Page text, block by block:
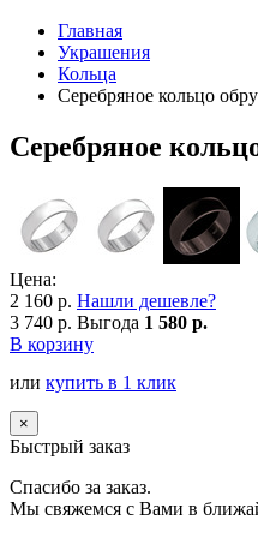
Главная
Украшения
Кольца
Серебряное кольцо
Серебряное
Цена:
2 160 р. Нашли дешевле?
3 740 р. Выгода 1 580 р.
В корзину
или купить в 1 клик
×
Быстрый заказ
Спасибо за заказ.
Мы свяжемся с Вами в